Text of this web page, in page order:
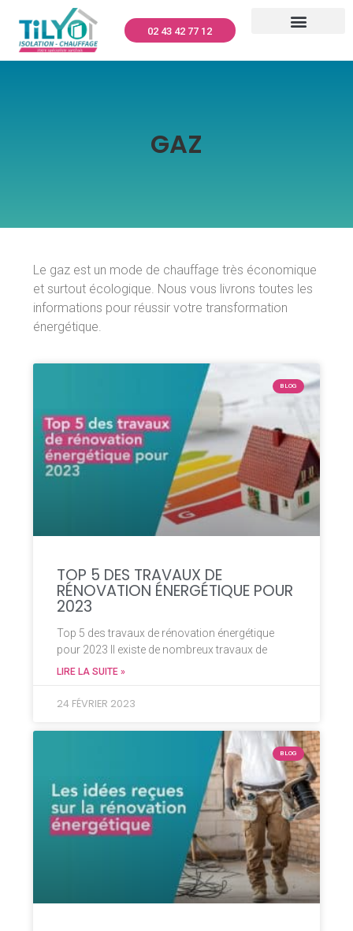
02 43 42 77 12
GAZ
Le gaz est un mode de chauffage très économique
et surtout écologique. Nous vous livrons toutes les
informations pour réussir votre transformation
énergétique.
BLOG
TOP 5 DES TRAVAUX DE
RÉNOVATION ÉNERGÉTIQUE POUR
2023
Top 5 des travaux de rénovation énergétique
pour 2023 Il existe de nombreux travaux de
LIRE LA SUITE »
24 FÉVRIER 2023
BLOG